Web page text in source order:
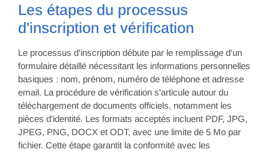
Les étapes du processus
d'inscription et vérification
Le processus d'inscription débute par le remplissage d'un
formulaire détaillé nécessitant les informations personnelles
basiques : nom, prénom, numéro de téléphone et adresse
email. La procédure de vérification s'articule autour du
téléchargement de documents officiels, notamment les
pièces d'identité. Les formats acceptés incluent PDF, JPG,
JPEG, PNG, DOCX et ODT, avec une limite de 5 Mo par
fichier. Cette étape garantit la conformité avec les